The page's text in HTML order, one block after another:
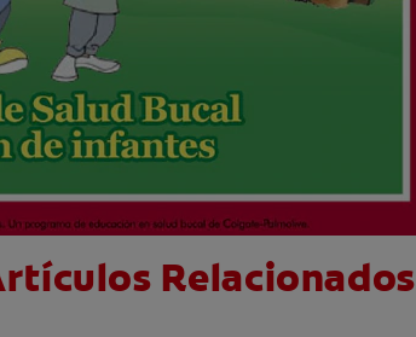
Relacionados